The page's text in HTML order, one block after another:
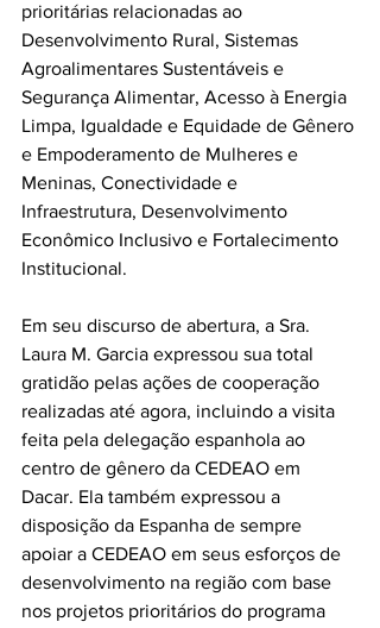
prioritárias relacionadas ao
Desenvolvimento Rural, Sistemas
Agroalimentares Sustentáveis e
Segurança Alimentar, Acesso à Energia
Limpa, Igualdade e Equidade de Gênero
e Empoderamento de Mulheres e
Meninas, Conectividade e
Infraestrutura, Desenvolvimento
Econômico Inclusivo e Fortalecimento
Institucional.
Em seu discurso de abertura, a Sra.
Laura M. Garcia expressou sua total
gratidão pelas ações de cooperação
realizadas até agora, incluindo a visita
feita pela delegação espanhola ao
centro de gênero da CEDEAO em
Dacar. Ela também expressou a
disposição da Espanha de sempre
apoiar a CEDEAO em seus esforços de
desenvolvimento na região com base
nos projetos prioritários do programa